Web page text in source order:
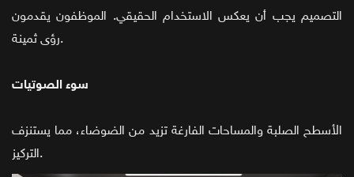
التصميم يجب أن يعكس الاستخدام الحقيقي. الموظفون يقدمون
رؤى ثمينة.
سوء الصوتيات
الأسطح الصلبة والمساحات الفارغة تزيد من الضوضاء، مما يستنزف
التركيز.